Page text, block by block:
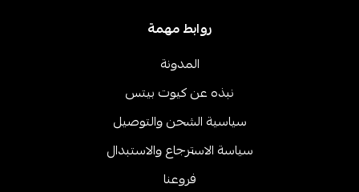
روابط مهمة
المدونة
نبذه عن كيوت بيتس
سياسية الشحن والتوصيل
سياسة الاسترجاع والاستبدال
فروعنا